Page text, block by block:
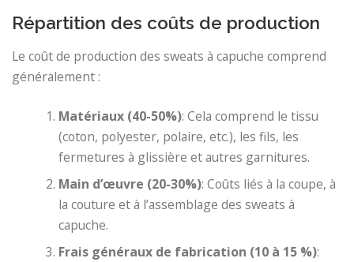
Répartition des coûts de production
Le coût de production des sweats à capuche comprend
généralement :
Matériaux (40-50%): Cela comprend le tissu
(coton, polyester, polaire, etc.), les fils, les
fermetures à glissière et autres garnitures.
Main d’œuvre (20-30%): Coûts liés à la coupe, à
la couture et à l’assemblage des sweats à
capuche.
Frais généraux de fabrication (10 à 15 %):